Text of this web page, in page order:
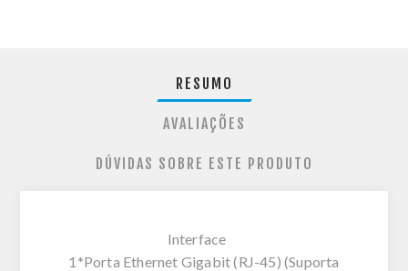
RESUMO
AVALIAÇÕES
DÚVIDAS SOBRE ESTE PRODUTO
Interface
1*Porta Ethernet Gigabit (RJ-45) (Suporta